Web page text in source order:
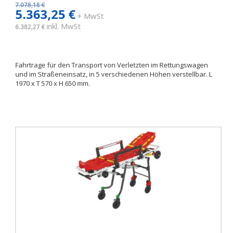
7.078,18 €
5.363,25 €+ MwSt
6.382,27 € inkl. MwSt
Fahrtrage für den Transport von Verletzten im Rettungswagen
und im Straßeneinsatz, in 5 verschiedenen Höhen verstellbar. L
1970 x T 570 x H 650 mm.